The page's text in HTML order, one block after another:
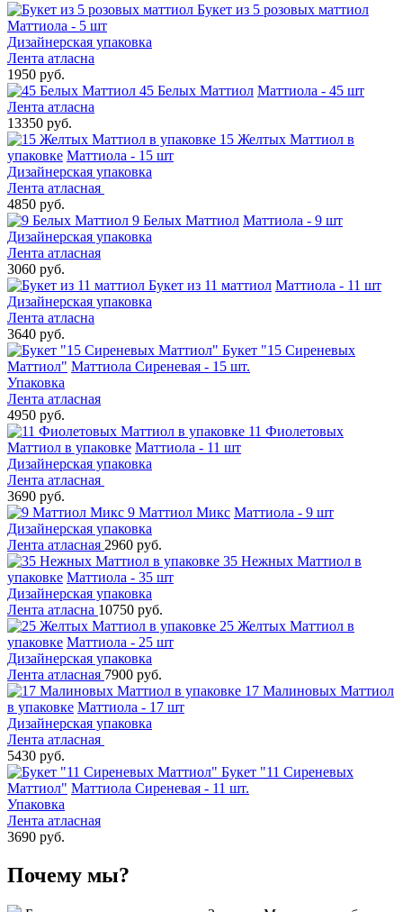
Букет из 5 розовых маттиол
Маттиола - 5 шт
Дизайнерская упаковка
Лента атласна
1950 руб.
45 Белых Маттиол Маттиола - 45 шт
Лента атласна
13350 руб.
15 Желтых Маттиол в
упаковке Маттиола - 15 шт
Дизайнерская упаковка
Лента атласная
4850 руб.
9 Белых Маттиол Маттиола - 9 шт
Дизайнерская упаковка
Лента атласная
3060 руб.
Букет из 11 маттиол Маттиола - 11 шт
Дизайнерская упаковка
Лента атласна
3640 руб.
Букет "15 Сиреневых
Маттиол" Маттиола Сиреневая - 15 шт.
Упаковка
Лента атласная
4950 руб.
11 Фиолетовых
Маттиол в упаковке Маттиола - 11 шт
Дизайнерская упаковка
Лента атласная
3690 руб.
9 Маттиол Микс Маттиола - 9 шт
Дизайнерская упаковка
Лента атласная 2960 руб.
35 Нежных Маттиол в
упаковке Маттиола - 35 шт
Дизайнерская упаковка
Лента атласна 10750 руб.
25 Желтых Маттиол в
упаковке Маттиола - 25 шт
Дизайнерская упаковка
Лента атласная 7900 руб.
17 Малиновых Маттиол
в упаковке Маттиола - 17 шт
Дизайнерская упаковка
Лента атласная
5430 руб.
Букет "11 Сиреневых
Маттиол" Маттиола Сиреневая - 11 шт.
Упаковка
Лента атласная
3690 руб.
Почему мы?